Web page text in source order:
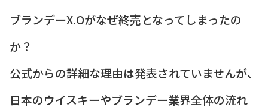
ブランデーX.Oがなぜ終売となってしまったの
か？
公式からの詳細な理由は発表されていませんが、
日本のウイスキーやブランデー業界全体の流れ